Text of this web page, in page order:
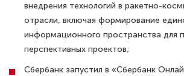
внедрения технологий в ракетно-
отрасли, включая формирование
информационного пространства для
перспективных проектов;
Сбербанк запустил в «Сбербанк